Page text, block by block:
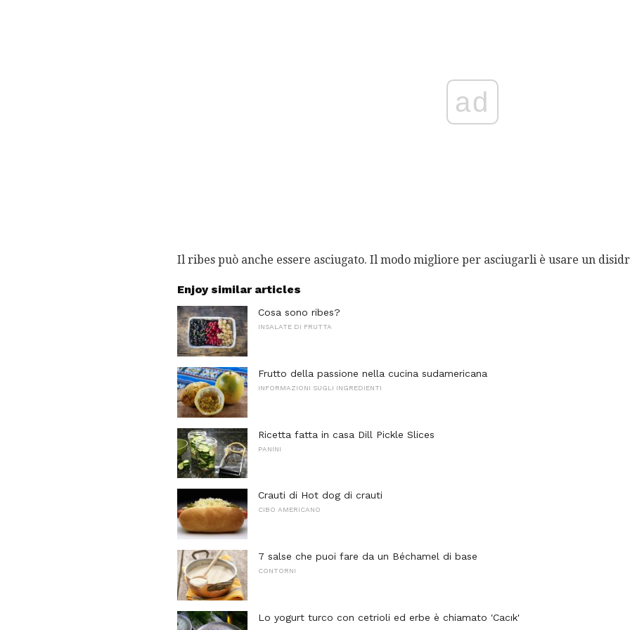
ad
Il ribes può anche essere asciugato. Il modo migliore per asciugarli è usare un
Enjoy similar articles
Cosa sono ribes?
INSALATE DI FRUTTA
Frutto della passione nella cucina sudamericana
INFORMAZIONI SUGLI INGREDIENTI
Ricetta fatta in casa Dill Pickle Slices
PANINI
Crauti di Hot dog di crauti
CIBO AMERICANO
7 salse che puoi fare da un Béchamel di base
CONTORNI
Lo yogurt turco con cetrioli ed erbe è chiamato 'Cacık'